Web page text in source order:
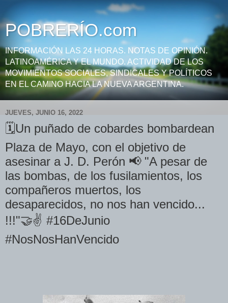
POBRERÍO.com
INFORMACIÓN LAS 24 HORAS. NOTAS DE OPINIÓN.
LATINOAMÉRICA Y EL MUNDO. ACTIVIDAD DE LOS
MOVIMIENTOS SOCIALES, SINDICALES Y POLÍTICOS
EN EL CAMINO HACIA LA NUEVA ARGENTINA.
JUEVES, JUNIO 16, 2022
🗓️Un puñado de cobardes bombardean
Plaza de Mayo, con el objetivo de
asesinar a J. D. Perón 📢 "A pesar de
las bombas, de los fusilamientos, los
compañeros muertos, los
desaparecidos, no nos han vencido...
!!!"🤝✌️ #16DeJunio
#NosNosHanVencido